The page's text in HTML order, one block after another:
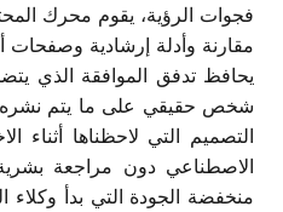
فجوات الرؤية، يقوم محرك
مقارنة وأدلة إرشادية وصفحات
يحافظ تدفق الموافقة الذي
شخص حقيقي على ما يتم نشره
التصميم التي لاحظناها أثناء
الاصطناعي دون مراجعة
منخفضة الجودة التي بدأ